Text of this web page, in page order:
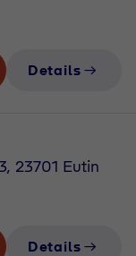
Details
23701 Eutin
Details